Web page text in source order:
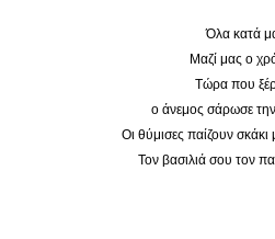
Όλα κατά
Μαζί μας ο
Τώρα που
ο άνεμος σάρωσε
Οι θύμισες παίζουν σκάκι
Τον βασιλιά σου τον